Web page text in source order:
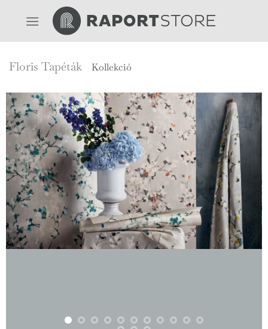
Floris Tapéták Kollekció